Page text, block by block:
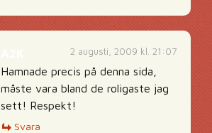
2 augusti, 2009 kl. 21:07
Hamnade precis på denna sida,
måste vara bland de roligaste jag
sett! Respekt!
Svara